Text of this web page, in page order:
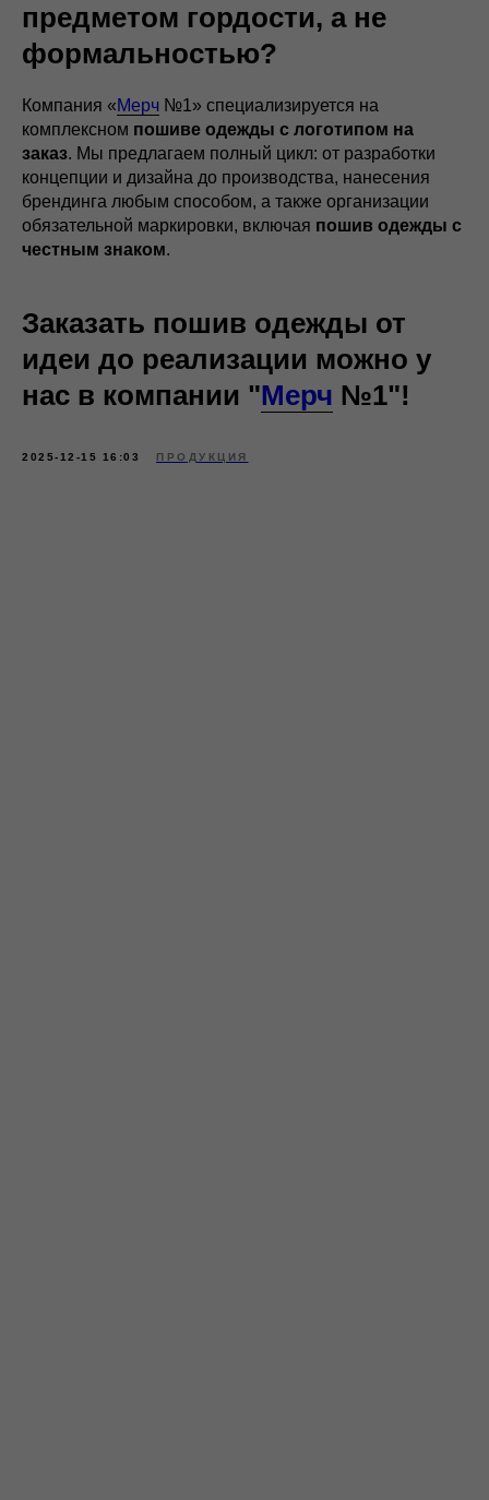
предметом гордости, а не
формальностью?
Компания «Мерч №1» специализируется на
комплексном пошиве одежды с логотипом на
заказ. Мы предлагаем полный цикл: от разработки
концепции и дизайна до производства, нанесения
брендинга любым способом, а также организации
обязательной маркировки, включая пошив одежды с
честным знаком.
Заказать пошив одежды от
идеи до реализации можно у
нас в компании "Мерч №1"!
2025-12-15 16:03 ПРОДУКЦИЯ